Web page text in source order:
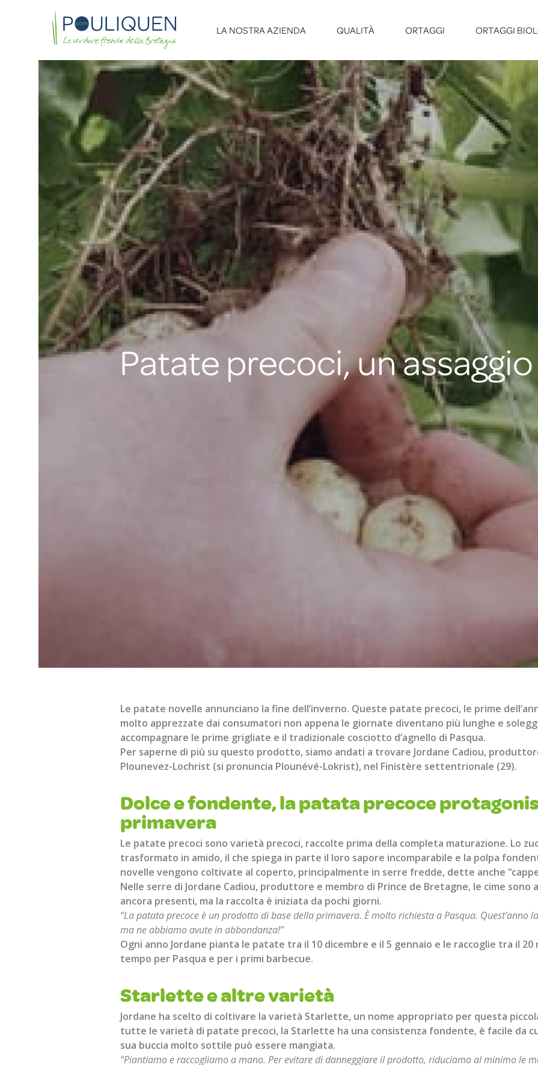
LA NOSTRA AZIENDA QUALITÀ ORTAGGI ORTAGGI
Patate precoci, un
Le patate novelle annunciano la fine dell’inverno. Queste patate precoci, le prime
molto apprezzate dai consumatori non appena le giornate diventano più lunghe e
accompagnare le prime grigliate e il tradizionale cosciotto d’agnello di Pasqua.
Per saperne di più su questo prodotto, siamo andati a trovare Jordane Cadiou,
Plounevez-Lochrist (si pronuncia Plounévé-Lokrist), nel Finistère settentrionale (29).
Dolce e fondente, la patata precoce
primavera
Le patate precoci sono varietà precoci, raccolte prima della completa maturazione. Lo
trasformato in amido, il che spiega in parte il loro sapore incomparabile e la polpa
novelle vengono coltivate al coperto, principalmente in serre fredde, dette anche
Nelle serre di Jordane Cadiou, produttore e membro di Prince de Bretagne, le cime sono
ancora presenti, ma la raccolta è iniziata da pochi giorni.
“La patata precoce è un prodotto di base della primavera. È molto richiesta a Pasqua. Quest’anno
ma ne abbiamo avute in abbondanza!”
Ogni anno Jordane pianta le patate tra il 10 dicembre e il 5 gennaio e le raccoglie tra il 20
tempo per Pasqua e per i primi barbecue.
Starlette e altre varietà
Jordane ha scelto di coltivare la varietà Starlette, un nome appropriato per questa
tutte le varietà di patate precoci, la Starlette ha una consistenza fondente, è facile da
sua buccia molto sottile può essere mangiata.
“Piantiamo e raccogliamo a mano. Per evitare di danneggiare il prodotto, riduciamo al minimo le